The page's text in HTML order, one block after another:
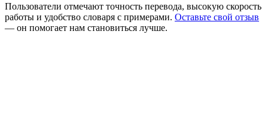
Пользователи отмечают точность перевода, высокую скорость
работы и удобство словаря с примерами. Оставьте свой отзыв
— он помогает нам становиться лучше.